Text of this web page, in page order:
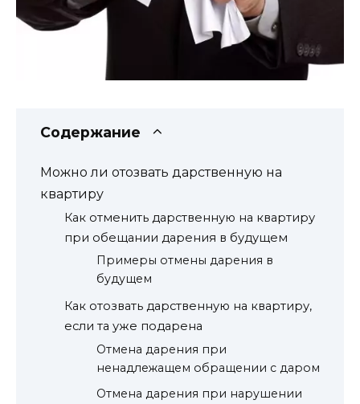
Содержание
Можно ли отозвать дарственную на
квартиру
Как отменить дарственную на квартиру
при обещании дарения в будущем
Примеры отмены дарения в
будущем
Как отозвать дарственную на квартиру,
если та уже подарена
Отмена дарения при
ненадлежащем обращении с даром
Отмена дарения при нарушении